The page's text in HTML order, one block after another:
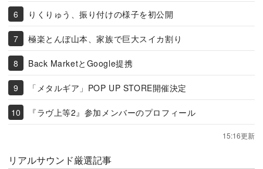
りくりゅう、振り付けの様子を初公開
極楽とんぼ山本、家族で巨大スイカ割り
Back MarketとGoogle提携
「メタルギア」POP UP STORE開催決定
『ラヴ上等2』参加メンバーのプロフィール
15:16更新
リアルサウンド厳選記事